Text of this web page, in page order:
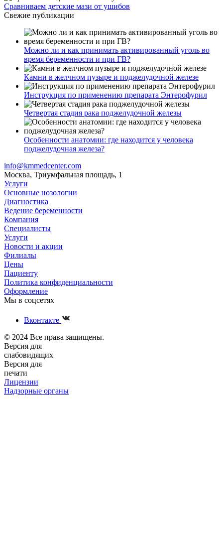
Сравниваем детские мази от ушибов
Свежие публикации
Можно ли и как принимать активированный уголь во
время беременности и при ГВ?
Камни в желчном пузыре и поджелудочной железе
Инструкция по применению препарата Энтерофурил
Четвертая стадия рака поджелудочной железы
Особенности анатомии: где находится у человека
поджелудочная железа?
info@kmmedcenter.com
Москва, Триумфальная площадь, 1
Услуги
Основные нозологии
Диагностика
Ведение беременности
Компания
Специалисты
Услуги
Новости и акции
Филиалы
Цены
Пациенту
Политика конфиденциальности
Оформление
Мы в соцсетях
Вконтакте
© 2024 Все права защищены.
Версия для
слабовидящих
Версия для
печати
Лицензии
Надзорные органы